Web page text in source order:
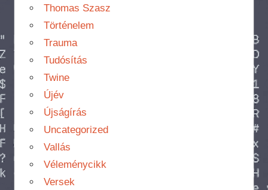
Thomas Szasz
Történelem
Trauma
Tudósítás
Twine
Újév
Újságírás
Uncategorized
Vallás
Véleménycikk
Versek